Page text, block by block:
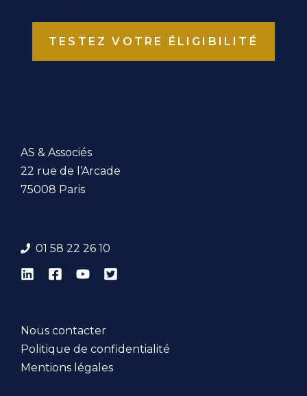
TESTEZ VOTRE ÉLIGIBILITÉ
AS & Associés
22 rue de l’Arcade
75008 Paris
01 58 22 26 10
Nous contacter
Politique de confidentialité
Mentions légales